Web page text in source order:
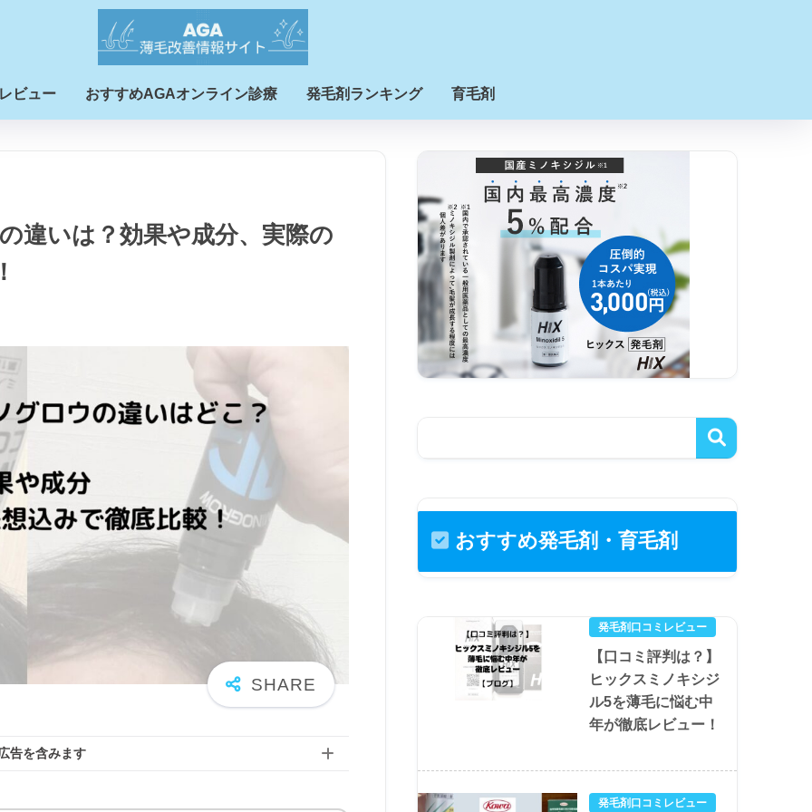
ビュー おすすめAGAオンライン診療 発毛剤ランキング 育毛剤
違いは？効果や成分、実際の
告を含みます
おすすめ発毛剤・育毛剤
【口コミ評判は？】
ヒックスミノキシジ
ル5を薄毛に悩む中
年が徹底レビュー！
発毛剤口コミレビュー
発毛剤口コミレビュー